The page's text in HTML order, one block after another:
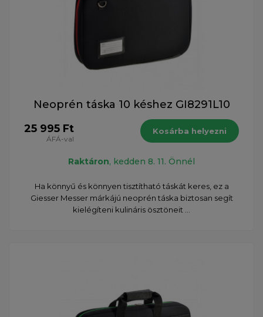
Neoprén táska 10 késhez GI8291L10
25 995 Ft
ÁFÁ-val
Kosárba helyezni
Raktáron, kedden 8. 11. Önnél
Ha könnyű és könnyen tisztítható táskát keres, ez a
Giesser Messer márkájú neoprén táska biztosan segít
kielégíteni kulináris ösztöneit ...